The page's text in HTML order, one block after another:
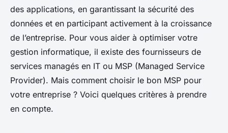
des applications, en garantissant la sécurité des
données et en participant activement à la croissance
de l’entreprise. Pour vous aider à optimiser votre
gestion informatique, il existe des fournisseurs de
services managés en IT ou MSP (Managed Service
Provider). Mais comment choisir le bon MSP pour
votre entreprise ? Voici quelques critères à prendre
en compte.